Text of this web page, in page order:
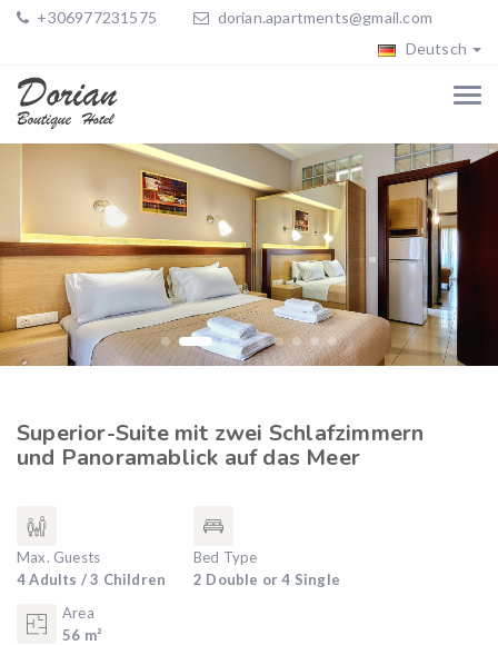
+306977231575
dorian.apartments@gmail.com
Deutsch
Superior-Suite mit zwei Schlafzimmern
und Panoramablick auf das Meer
Max. Guests
4 Adults / 3 Children
Bed Type
2 Double or 4 Single
Area
56 m²